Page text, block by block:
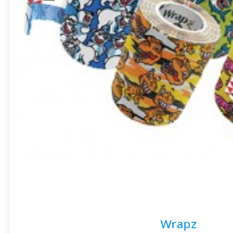
Wrapz